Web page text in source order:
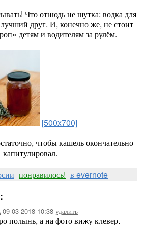
Что отнюдь не шутка: водка для
друг. И, конечно же, не стоит
детям и водителям за рулём.
[500x700]
чтобы кашель окончательно
капитулировал.
понравилось! в evernote
09-03-2018-10:38 удалить
полынь, а на фото вижу клевер.